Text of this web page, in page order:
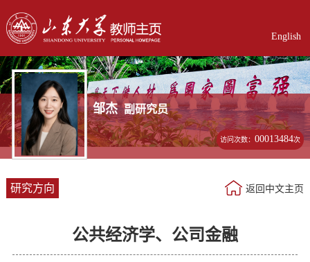
English
邹杰 副研究员
访问次数：00013484次
研究方向 返回中文主页
公共经济学、公司金融